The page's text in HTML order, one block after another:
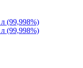
(99,998%)
(99,998%)